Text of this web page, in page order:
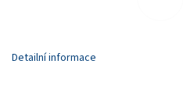
Detailní informace